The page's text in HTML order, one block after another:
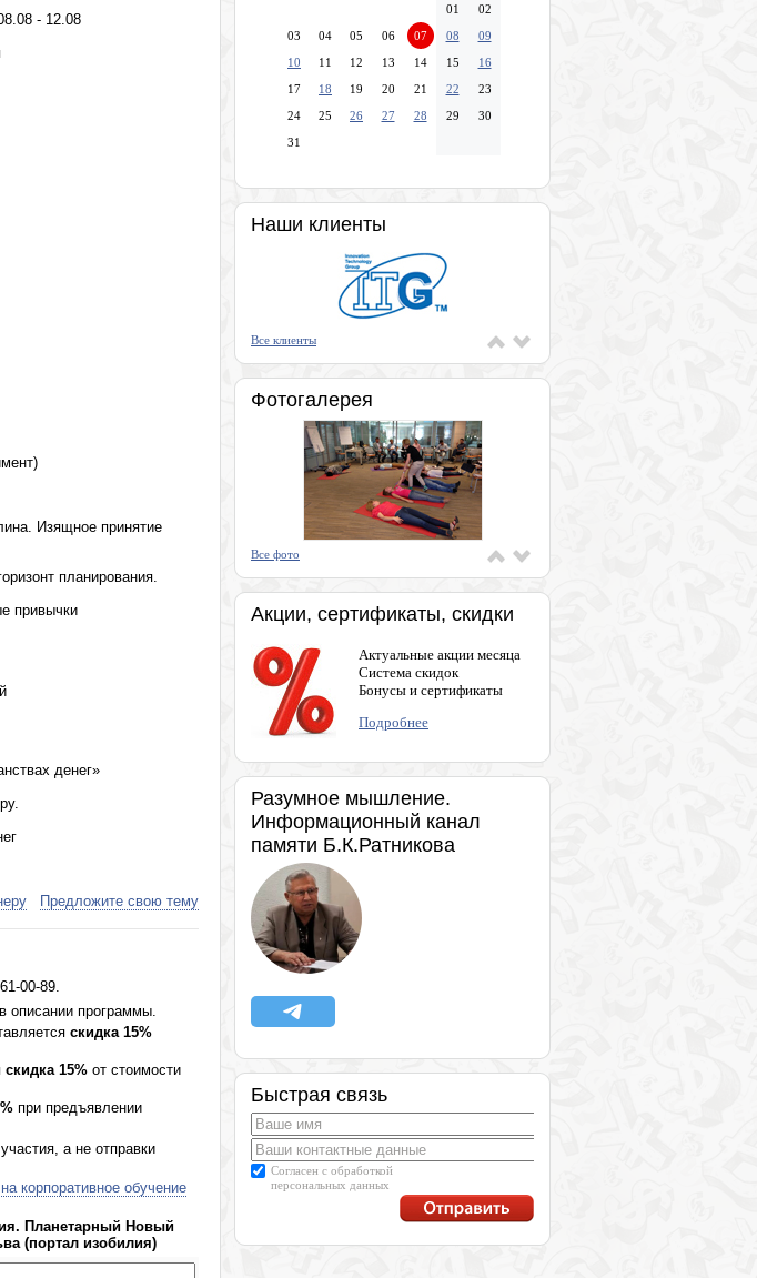
- 12.08
Изящное принятие
планирования.
привычки
денег»
Предложите свою тему
00-89.
описании программы.
скидка 15%
скидка 15% от стоимости
при предъявлении
а не отправки
корпоративное обучение
01
02
03
04 05 06 07 08
09
10
11 12 13 14 15
16
17
18 19 20 21 22
23
24
25 26 27 28 29
30
31
Наши клиенты
Все клиенты
Фотогалерея
Все фото
Акции, сертификаты, скидки
Актуальные акции месяца
Система скидок
Бонусы и сертификаты
Подробнее
Разумное мышление.
Информационный канал
памяти Б.К.Ратникова
Быстрая связь